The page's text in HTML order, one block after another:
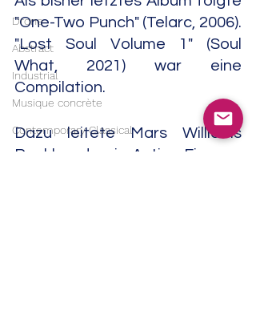
Drone
Abstract
Industrial
Musique concrète
Contemporary Classical
"One-Two Punch" (Telarc, 2006).
"Lost Soul Volume 1" (Soul
What, 2021) war eine
Compilation.
Dazu leitete Mars Williams
Rockbands wie Action Figures,